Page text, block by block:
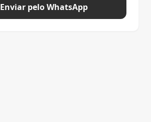
Enviar pelo WhatsApp